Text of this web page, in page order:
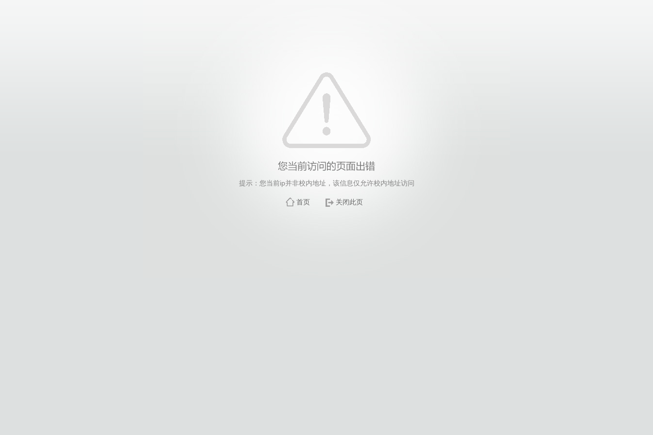
提示：您当前ip并非校内地址，该信息仅允许校内地址访问
首页 关闭此页